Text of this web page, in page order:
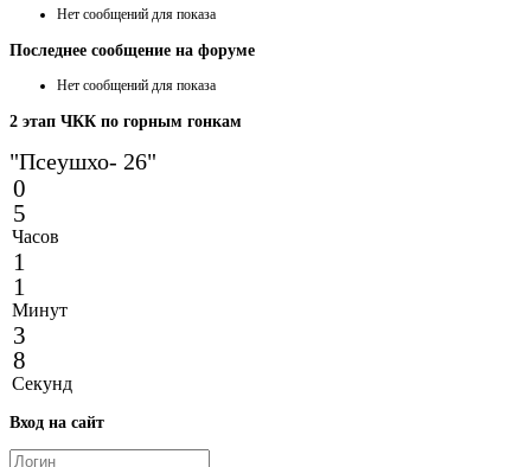
Нет сообщений для показа
Последнее сообщение на форуме
Нет сообщений для показа
2 этап ЧКК по горным гонкам
"Псеушхо- 26"
0
5
Часов
1
1
Минут
3
8
Секунд
Вход на сайт